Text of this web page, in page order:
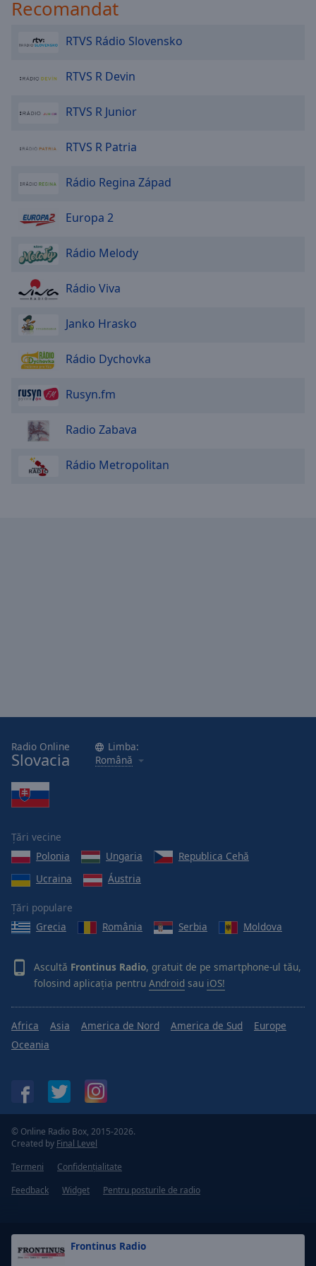
Frontinus Radio
Recomandat
RTVS Rádio Slovensko
RTVS R Devin
RTVS R Junior
RTVS R Patria
Rádio Regina Západ
Europa 2
Rádio Melody
Rádio Viva
Janko Hrasko
Rádio Dychovka
Rusyn.fm
Radio Zabava
Rádio Metropolitan
Radio Online
Slovacia
Limba:
Română
Țări vecine
Polonia
Ungaria
Republica Cehă
Ucraina
Áustria
Țări populare
Grecia
România Serbia Moldova
Ascultă Frontinus Radio, gratuit de pe smartphone-ul tău,
folosind aplicația pentru Android sau iOS!
Africa Asia America de Nord America de Sud
Europe
Oceania
© Online Radio Box, 2015-2026.
Created by Final Level
Termeni
Confidențialitate
Feedback
Widget Pentru posturile de radio